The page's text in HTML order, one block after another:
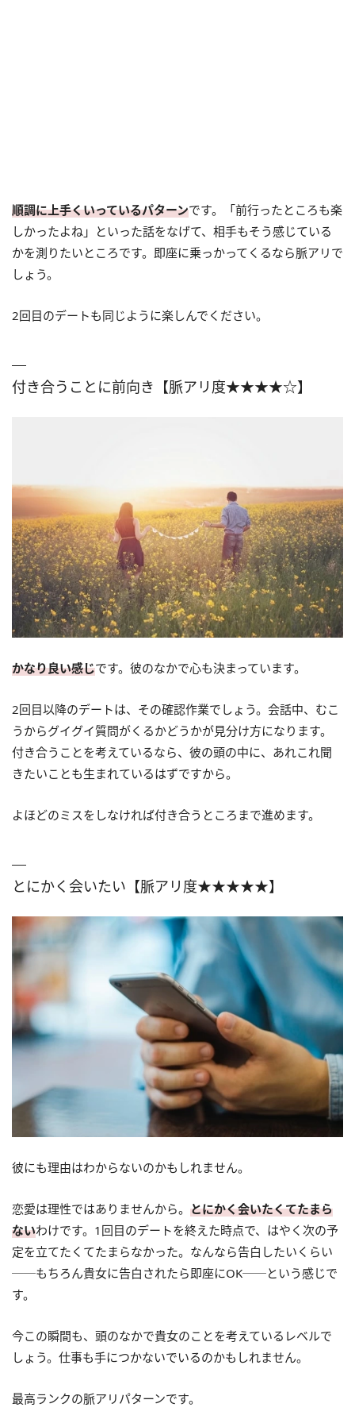
順調に上手くいっているパターンです。「前行ったところも楽
しかったよね」といった話をなげて、相手もそう感じている
かを測りたいところです。即座に乗っかってくるなら脈アリで
しょう。
2回目のデートも同じように楽しんでください。
付き合うことに前向き【脈アリ度★★★★☆】
かなり良い感じです。彼のなかで心も決まっています。
2回目以降のデートは、その確認作業でしょう。会話中、むこ
うからグイグイ質問がくるかどうかが見分け方になります。
付き合うことを考えているなら、彼の頭の中に、あれこれ聞
きたいことも生まれているはずですから。
よほどのミスをしなければ付き合うところまで進めます。
とにかく会いたい【脈アリ度★★★★★】
彼にも理由はわからないのかもしれません。
恋愛は理性ではありませんから。 とにかく会いたくてたまら
ないわけです。1回目のデートを終えた時点で、はやく次の予
定を立てたくてたまらなかった。なんなら告白したいくらい
──もちろん貴女に告白されたら即座にOK──という感じで
す。
今この瞬間も、頭のなかで貴女のことを考えているレベルで
しょう。仕事も手につかないでいるのかもしれません。
最高ランクの脈アリパターンです。